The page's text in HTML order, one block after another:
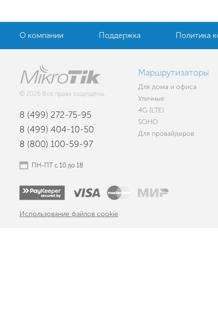
О компании Поддержка Политика
© 2026 Все права защищены.
8 (499) 272-75-95
8 (499) 404-10-50
8 (800) 100-59-97
ПН-ПТ с 10 до 18
Маршрутизаторы
Для дома и офиса
Уличные
4G (LTE)
SOHO
Для провайдеров
Использование файлов cookie